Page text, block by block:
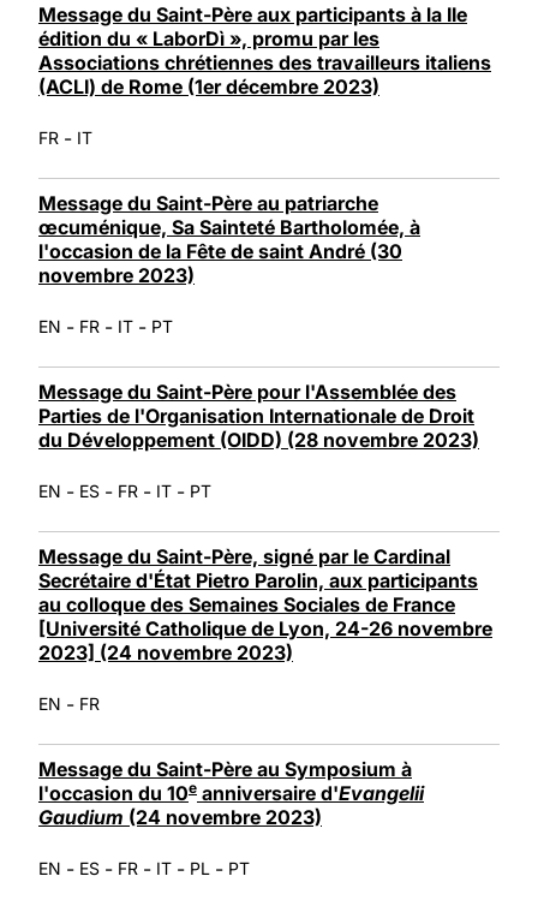
Message du Saint-Père aux participants à la IIe
édition du « LaborDì », promu par les
Associations chrétiennes des travailleurs italiens
(ACLI) de Rome (1er décembre 2023)
FR - IT
Message du Saint-Père au patriarche
œcuménique, Sa Sainteté Bartholomée, à
l'occasion de la Fête de saint André (30
novembre 2023)
EN - FR - IT - PT
Message du Saint-Père pour l'Assemblée des
Parties de l'Organisation Internationale de Droit
du Développement (OIDD) (28 novembre 2023)
EN - ES - FR - IT - PT
Message du Saint-Père, signé par le Cardinal
Secrétaire d'État Pietro Parolin, aux participants
au colloque des Semaines Sociales de France
[Université Catholique de Lyon, 24-26 novembre
2023] (24 novembre 2023)
EN - FR
Message du Saint-Père au Symposium à
l'occasion du 10e anniversaire d'Evangelii
Gaudium (24 novembre 2023)
EN - ES - FR - IT - PL - PT